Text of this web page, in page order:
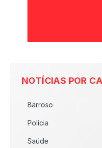
NOTÍCIAS POR
Barroso
Polícia
Saúde